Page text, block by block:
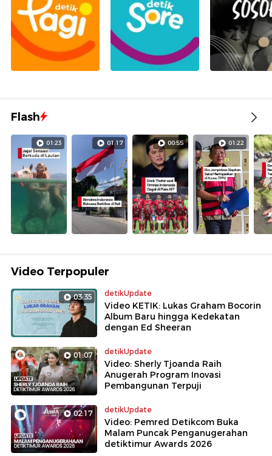
Flash
01:23 01:17 00:55 01:22
Video Terpopuler
03:35 detikUpdate
Video KETIK: Lukas Graham Bocorin
Album Baru hingga Kedekatan
dengan Ed Sheeran
01:07 detikUpdate
Video: Sherly Tjoanda Raih
Anugerah Program Inovasi
Pembangunan Terpuji
02:17 detikUpdate
Video: Pemred Detikcom Buka
Malam Puncak Penganugerahan
detiktimur Awards 2026